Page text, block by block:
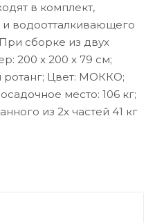
в комплект,
и водоотталкивающего
сборке из двух
200 x 200 x 79 см;
ротанг; Цвет: МОККО;
место: 106 кг;
из 2х частей 41 кг